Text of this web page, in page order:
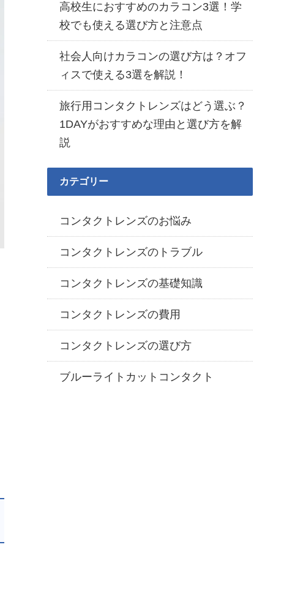
高校生におすすめのカラコン3選！学
校でも使える選び方と注意点
社会人向けカラコンの選び方は？オフ
ィスで使える3選を解説！
旅行用コンタクトレンズはどう選ぶ？
1DAYがおすすめな理由と選び方を解
説
カテゴリー
コンタクトレンズのお悩み
コンタクトレンズのトラブル
コンタクトレンズの基礎知識
コンタクトレンズの費用
コンタクトレンズの選び方
ブルーライトカットコンタクト